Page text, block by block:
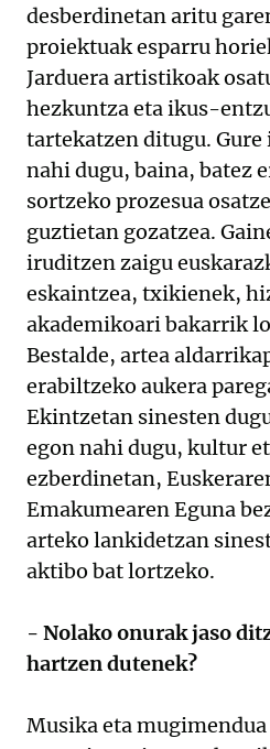
desberdinetan aritu
proiektuak esparru
Jarduera artistikoak
hezkuntza eta ikus-
tartekatzen ditugu. Gure
nahi dugu, baina, batez
sortzeko prozesua
guztietan gozatzea.
iruditzen zaigu
eskaintzea, txikienek,
akademikoari bakarrik
Bestalde, artea
erabiltzeko aukera
Ekintzetan sinesten
egon nahi dugu, kultur
ezberdinetan,
Emakumearen Eguna
arteko lankidetzan
aktibo bat lortzeko.
- Nolako onurak jaso
hartzen dutenek?
Musika eta